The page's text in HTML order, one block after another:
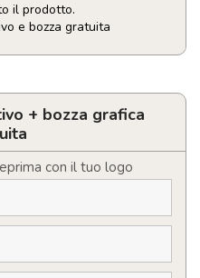
il prodotto.
e bozza gratuita
+ bozza grafica
con il tuo logo